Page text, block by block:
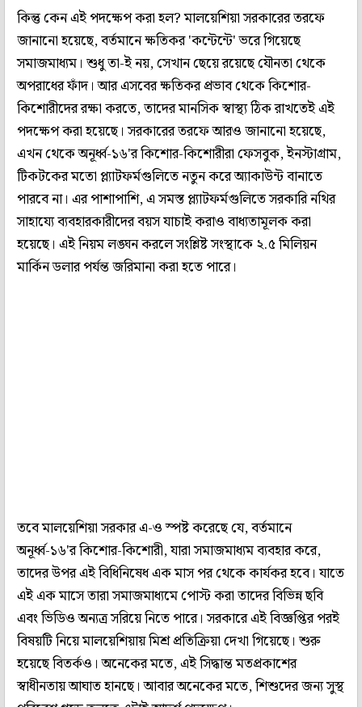
কিন্তু কেন এই পদক্ষেপ করা হল? মালয়েশিয়া সরকারের তরফে
জানানো হয়েছে, বর্তমানে ক্ষতিকর 'কন্টেন্টে' ভরে গিয়েছে
সমাজমাধ্যম। শুধু তা-ই নয়, সেখান ছেয়ে রয়েছে যৌনতা থেকে
অপরাধের ফাঁদ। আর এসবের ক্ষতিকর প্রভাব থেকে কিশোর-
কিশোরীদের রক্ষা করতে, তাদের মানসিক স্বাস্থ্য ঠিক রাখতেই এই
পদক্ষেপ করা হয়েছে। সরকারের তরফে আরও জানানো হয়েছে,
এখন থেকে অনূর্ধ্ব-১৬'র কিশোর-কিশোরীরা ফেসবুক, ইনস্টাগ্রাম,
টিকটকের মতো প্ল্যাটফর্মগুলিতে নতুন করে অ্যাকাউন্ট বানাতে
পারবে না। এর পাশাপাশি, এ সমস্ত প্ল্যাটফর্মগুলিতে সরকারি নথির
সাহায্যে ব্যবহারকারীদের বয়স যাচাই করাও বাধ্যতামূলক করা
হয়েছে। এই নিয়ম লঙ্ঘন করলে সংশ্লিষ্ট সংস্থাকে ২.৫ মিলিয়ন
মার্কিন ডলার পর্যন্ত জরিমানা করা হতে পারে।
তবে মালয়েশিয়া সরকার এ-ও স্পষ্ট করেছে যে, বর্তমানে
অনূর্ধ্ব-১৬'র কিশোর-কিশোরী, যারা সমাজমাধ্যম ব্যবহার করে,
তাদের উপর এই বিধিনিষেধ এক মাস পর থেকে কার্যকর হবে। যাতে
এই এক মাসে তারা সমাজমাধ্যমে পোস্ট করা তাদের বিভিন্ন ছবি
এবং ভিডিও অন্যত্র সরিয়ে নিতে পারে। সরকারে এই বিজ্ঞপ্তির পরই
বিষয়টি নিয়ে মালয়েশিয়ায় মিশ্র প্রতিক্রিয়া দেখা গিয়েছে। শুরু
হয়েছে বিতর্কও। অনেকের মতে, এই সিদ্ধান্ত মতপ্রকাশের
স্বাধীনতায় আঘাত হানছে। আবার অনেকের মতে, শিশুদের জন্য সুস্থ